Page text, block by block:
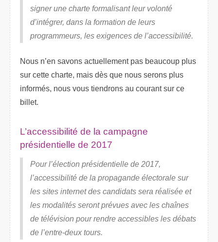
signer une charte formalisant leur volonté
d’intégrer, dans la formation de leurs
programmeurs, les exigences de l’accessibilité.
Nous n’en savons actuellement pas beaucoup plus
sur cette charte, mais dès que nous serons plus
informés, nous vous tiendrons au courant sur ce
billet.
L’accessibilité de la campagne
présidentielle de 2017
Pour l’élection présidentielle de 2017,
l’accessibilité de la propagande électorale sur
les sites internet des candidats sera réalisée et
les modalités seront prévues avec les chaînes
de télévision pour rendre accessibles les débats
de l’entre-deux tours.